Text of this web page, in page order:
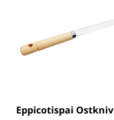
Eppicotispai Ostkniv